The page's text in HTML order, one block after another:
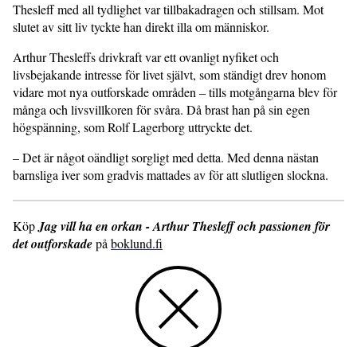
Thesleff med all tydlighet var tillbakadragen och stillsam. Mot
slutet av sitt liv tyckte han direkt illa om människor.
Arthur Thesleffs drivkraft var ett ovanligt nyfiket och
livsbejakande intresse för livet självt, som ständigt drev honom
vidare mot nya outforskade områden – tills motgångarna blev för
många och livsvillkoren för svåra. Då brast han på sin egen
högspänning, som Rolf Lagerborg uttryckte det.
– Det är något oändligt sorgligt med detta. Med denna nästan
barnsliga iver som gradvis mattades av för att slutligen slockna.
KöpJag vill ha en orkan - Arthur Thesleff och passionen för
det outforskadepåboklund.fi